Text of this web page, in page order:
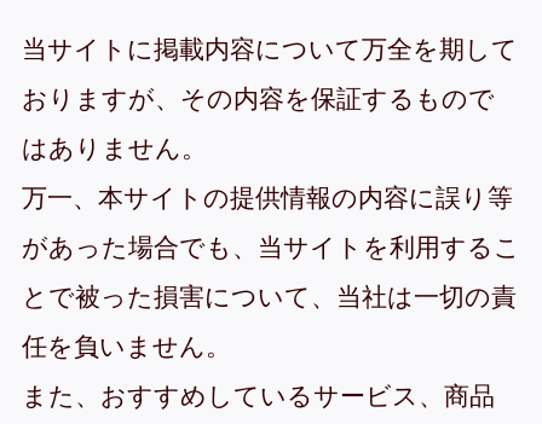
当サイトに掲載内容について万全を期して
おりますが、その内容を保証するもので
はありません。
万一、本サイトの提供情報の内容に誤り等
があった場合でも、当サイトを利用するこ
とで被った損害について、当社は一切の責
任を負いません。
また、おすすめしているサービス、商品